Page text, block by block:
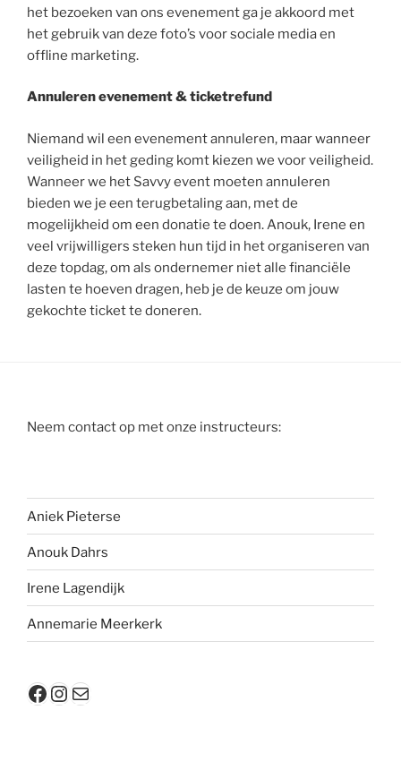
het bezoeken van ons evenement ga je akkoord met
het gebruik van deze foto’s voor sociale media en
offline marketing.
Annuleren evenement& ticketrefund
Niemand wil een evenement annuleren, maar wanneer
veiligheid in het geding komt kiezen we voor veiligheid.
Wanneer we het Savvy event moeten annuleren
bieden we je een terugbetaling aan, met de
mogelijkheid om een ​​donatie te doen. Anouk, Irene en
veel vrijwilligers steken hun tijd in het organiseren van
deze topdag, om als ondernemer niet alle financiële
lasten te hoeven dragen, heb je de keuze om jouw
gekochte ticket te doneren.
Neem contact op met onze instructeurs:
Aniek Pieterse
Anouk Dahrs
Irene Lagendijk
Annemarie Meerkerk
Facebook
Instagram
E-mail